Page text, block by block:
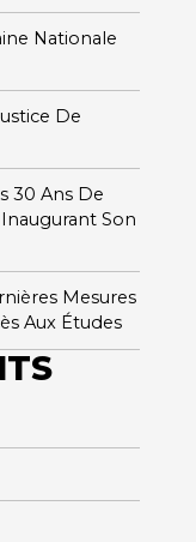
Nationale
De
30 Ans De
Son
Mesures
Aux Études